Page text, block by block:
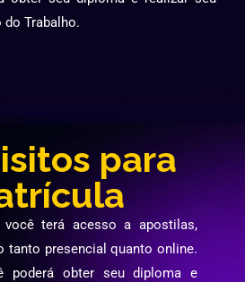
Trabalho.
para
você terá acesso a apostilas,
tanto presencial quanto online.
poderá obter seu diploma e